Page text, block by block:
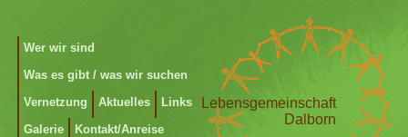
Lebensgemeinschaft
Dalborn
Wer wir sind
Was es gibt / was wir suchen
Vernetzung
Aktuelles
Links
Galerie
Kontakt/Anreise